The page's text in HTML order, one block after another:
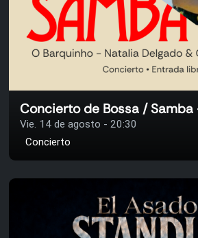
Concierto de Bossa /
Vie. 14 de agosto - 20:30
Concierto